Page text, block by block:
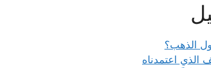
الذهب؟
الذي اعتمدناه